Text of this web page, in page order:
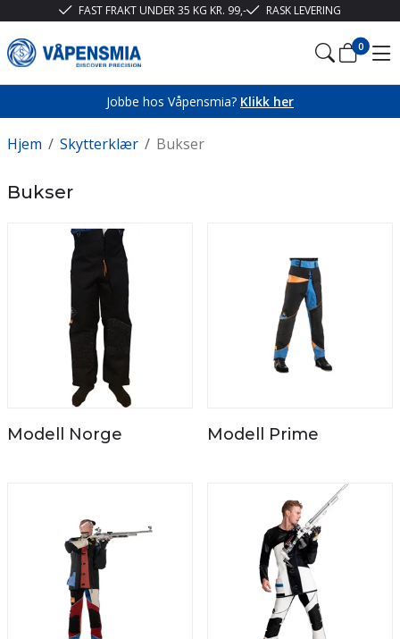
FAST FRAKT UNDER 35 KG KR. 99,- RASK LEVERING
0
Jobbe hos Våpensmia? Klikk her
/
Hjem /
Skytterklær Bukser
Bukser
Modell Norge Modell Prime